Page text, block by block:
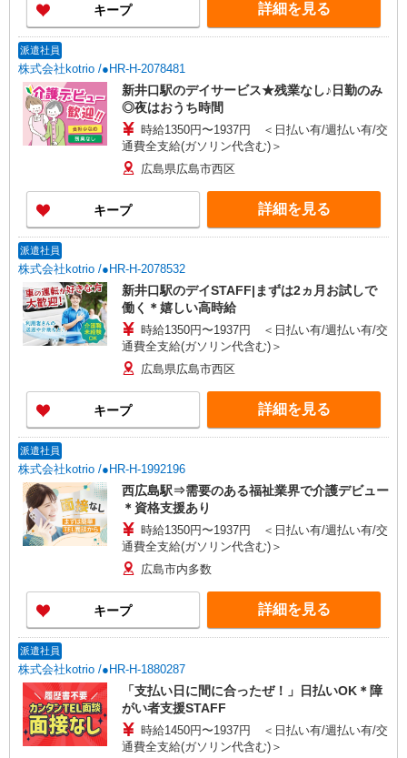
キープ 詳細を見る
派遣社員
株式会社kotrio /●HR-H-2078481
新井口駅のデイサービス★残業なし♪日勤のみ
◎夜はおうち時間
時給1350円〜1937円 ＜日払い有/週払い有/交
通費全支給(ガソリン代含む)＞
広島県広島市西区
キープ 詳細を見る
派遣社員
株式会社kotrio /●HR-H-2078532
新井口駅のデイSTAFF|まずは2ヵ月お試しで
働く＊嬉しい高時給
時給1350円〜1937円 ＜日払い有/週払い有/交
通費全支給(ガソリン代含む)＞
広島県広島市西区
キープ 詳細を見る
派遣社員
株式会社kotrio /●HR-H-1992196
西広島駅⇒需要のある福祉業界で介護デビュー
＊資格支援あり
時給1350円〜1937円 ＜日払い有/週払い有/交
通費全支給(ガソリン代含む)＞
広島市内多数
キープ 詳細を見る
派遣社員
株式会社kotrio /●HR-H-1880287
「支払い日に間に合ったぜ！」日払いOK＊障
がい者支援STAFF
時給1450円〜1937円 ＜日払い有/週払い有/交
通費全支給(ガソリン代含む)＞